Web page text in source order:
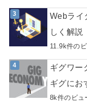
Webライ
しく解説
11.9k件の
ギグワー
ギグにお
8k件のビュ